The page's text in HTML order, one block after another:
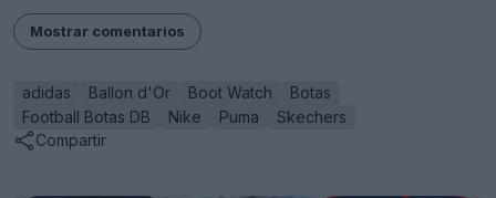
Mostrar comentarios
adidas Ballon d'Or Boot Watch
Botas
Football Botas DB
Nike Puma
Skechers
Compartir